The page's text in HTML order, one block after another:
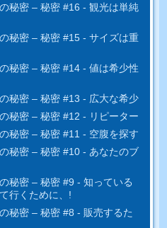
秘密 – 秘密 #16 - 観光は単純
秘密 – 秘密 #15 - サイズは重
秘密 – 秘密 #14 - 値は希少性
秘密 – 秘密 #13 - 広大な希少
秘密 – 秘密 #12 - リピーター
秘密 – 秘密 #11 - 空腹を探す
秘密 – 秘密 #10 - あなたのブ
秘密 – 秘密 #9 - 知っている
行くために、!
秘密 – 秘密 #8 - 販売するた